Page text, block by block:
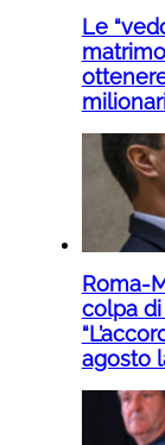
Le
Roma-
colpa
agosto